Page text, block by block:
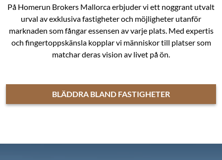
På Homerun Brokers Mallorca erbjuder vi ett noggrant utvalt
urval av exklusiva fastigheter och möjligheter utanför
marknaden som fångar essensen av varje plats. Med expertis
och fingertoppskänsla kopplar vi människor till platser som
matchar deras vision av livet på ön.
BLÄDDRA BLAND FASTIGHETER